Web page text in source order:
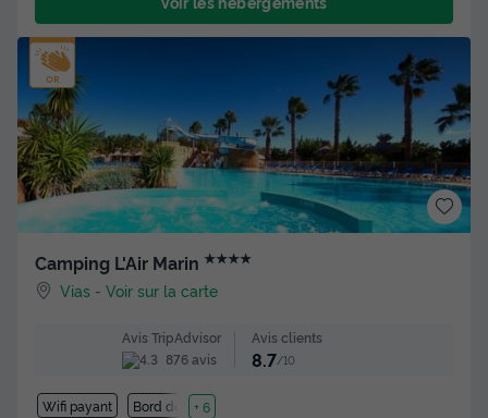
Camping L'Air Marin ★★★★
Vias -Voir sur la carte
Avis TripAdvisor
876 avis
Avis clients
8.7/10
Wifi payant Bord de mer
+ 6